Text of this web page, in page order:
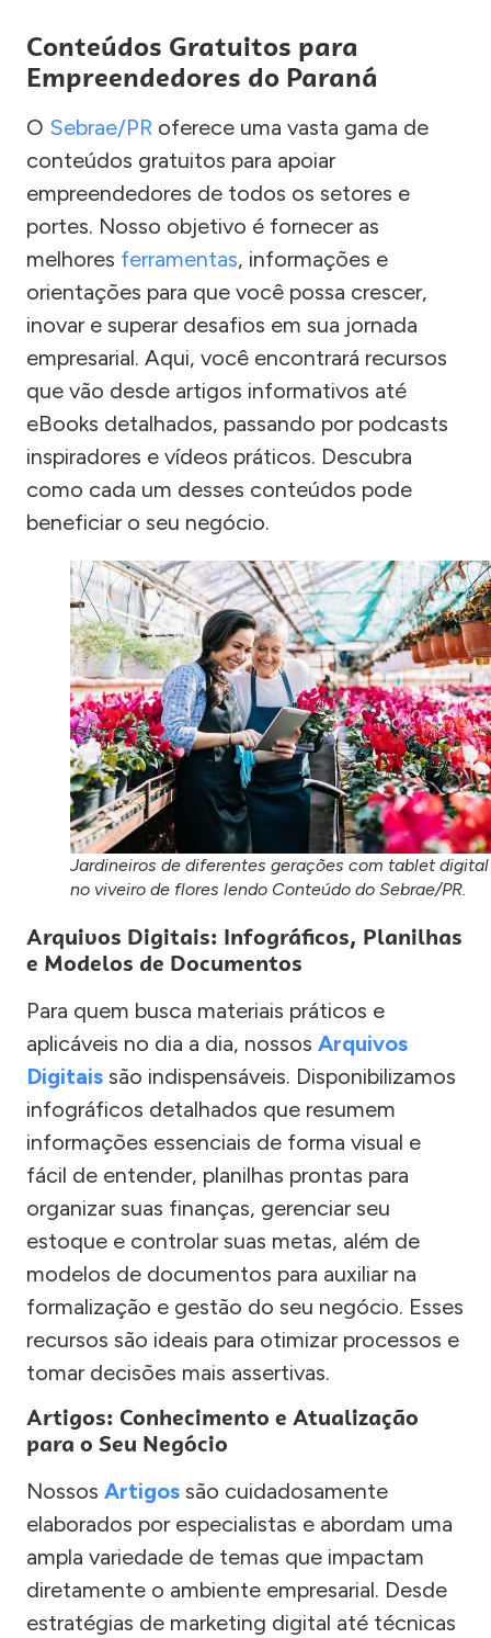
Conteúdos Gratuitos para
Empreendedores do Paraná
O Sebrae/PR oferece uma vasta gama de
conteúdos gratuitos para apoiar
empreendedores de todos os setores e
portes. Nosso objetivo é fornecer as
melhores ferramentas, informações e
orientações para que você possa crescer,
inovar e superar desafios em sua jornada
empresarial. Aqui, você encontrará recursos
que vão desde artigos informativos até
eBooks detalhados, passando por podcasts
inspiradores e vídeos práticos. Descubra
como cada um desses conteúdos pode
beneficiar o seu negócio.
Jardineiros de diferentes gerações com tablet digital
no viveiro de flores lendo Conteúdo do Sebrae/PR.
Arquivos Digitais: Infográficos, Planilhas
e Modelos de Documentos
Para quem busca materiais práticos e
aplicáveis no dia a dia, nossos Arquivos
Digitais são indispensáveis. Disponibilizamos
infográficos detalhados que resumem
informações essenciais de forma visual e
fácil de entender, planilhas prontas para
organizar suas finanças, gerenciar seu
estoque e controlar suas metas, além de
modelos de documentos para auxiliar na
formalização e gestão do seu negócio. Esses
recursos são ideais para otimizar processos e
tomar decisões mais assertivas.
Artigos: Conhecimento e Atualização
para o Seu Negócio
Nossos Artigos são cuidadosamente
elaborados por especialistas e abordam uma
ampla variedade de temas que impactam
diretamente o ambiente empresarial. Desde
estratégias de marketing digital até técnicas